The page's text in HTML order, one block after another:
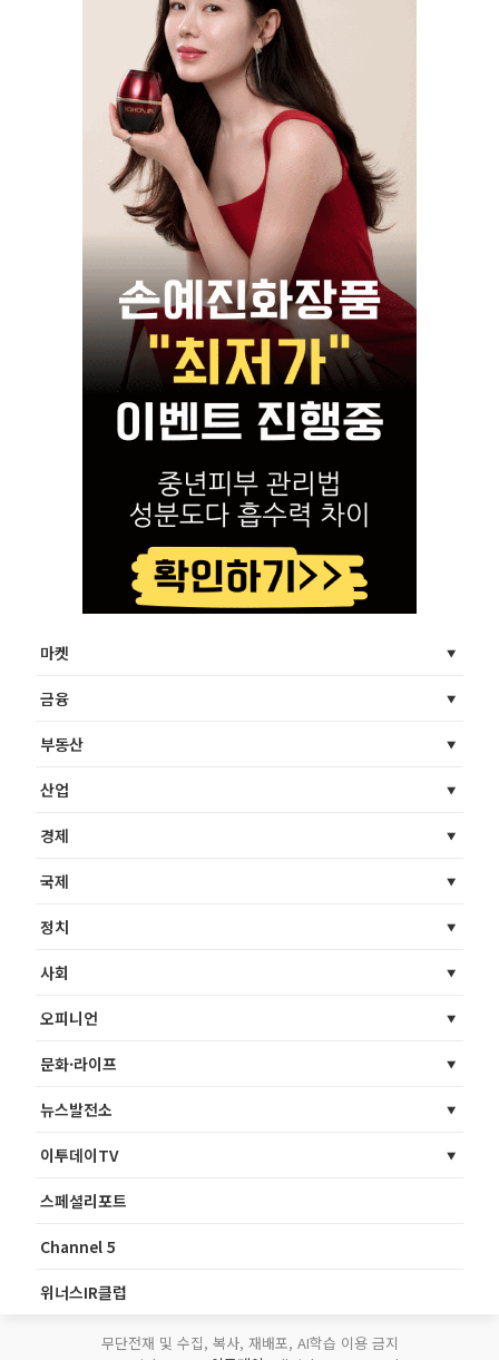
마켓
금융
부동산
산업
경제
국제
정치
사회
오피니언
문화·라이프
뉴스발전소
이투데이TV
스페셜리포트
Channel 5
위너스IR클럽
무단전재 및 수집, 복사, 재배포, AI학습 이용 금지